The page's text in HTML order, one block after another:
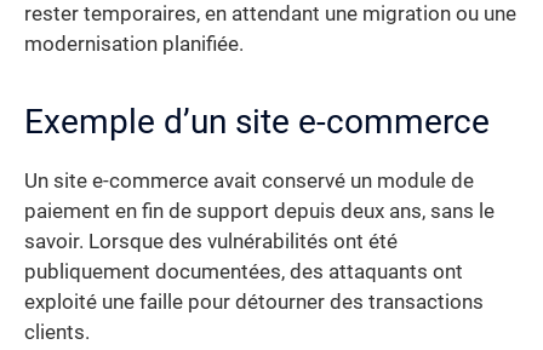
rester temporaires, en attendant une migration ou une
modernisation planifiée.
Exemple d’un site e-commerce
Un site e-commerce avait conservé un module de
paiement en fin de support depuis deux ans, sans le
savoir. Lorsque des vulnérabilités ont été
publiquement documentées, des attaquants ont
exploité une faille pour détourner des transactions
clients.